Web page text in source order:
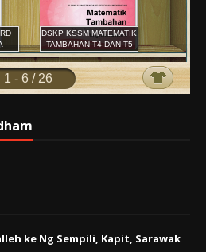
ke Ng Sempili, Kapit, Sarawak